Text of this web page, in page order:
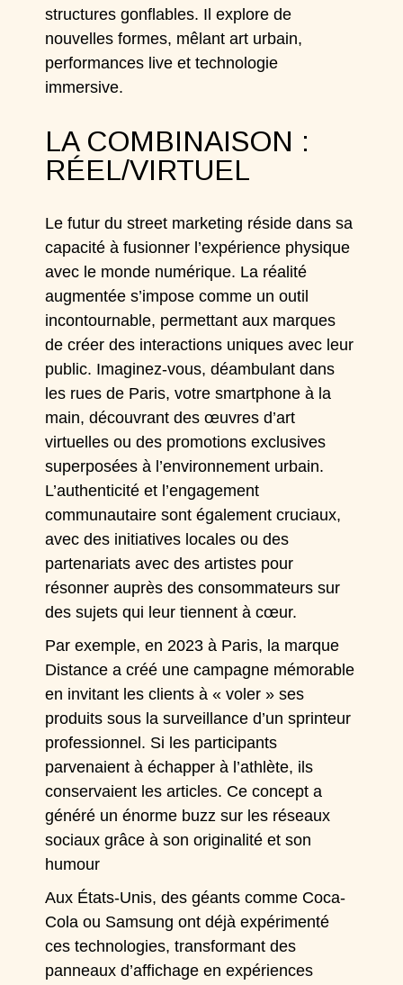
structures gonflables. Il explore de
nouvelles formes, mêlant art urbain,
performances live et technologie
immersive.
LA COMBINAISON :
RÉEL/VIRTUEL
Le futur du street marketing réside dans sa
capacité à fusionner l’expérience physique
avec le monde numérique. La réalité
augmentée s’impose comme un outil
incontournable, permettant aux marques
de créer des interactions uniques avec leur
public. Imaginez-vous, déambulant dans
les rues de Paris, votre smartphone à la
main, découvrant des œuvres d’art
virtuelles ou des promotions exclusives
superposées à l’environnement urbain.
L’authenticité et l’engagement
communautaire sont également cruciaux,
avec des initiatives locales ou des
partenariats avec des artistes pour
résonner auprès des consommateurs sur
des sujets qui leur tiennent à cœur.
Par exemple, en 2023 à Paris, la marque
Distance a créé une campagne mémorable
en invitant les clients à « voler » ses
produits sous la surveillance d’un sprinteur
professionnel. Si les participants
parvenaient à échapper à l’athlète, ils
conservaient les articles. Ce concept a
généré un énorme buzz sur les réseaux
sociaux grâce à son originalité et son
humour
Aux États-Unis, des géants comme Coca-
Cola ou Samsung ont déjà expérimenté
ces technologies, transformant des
panneaux d’affichage en expériences